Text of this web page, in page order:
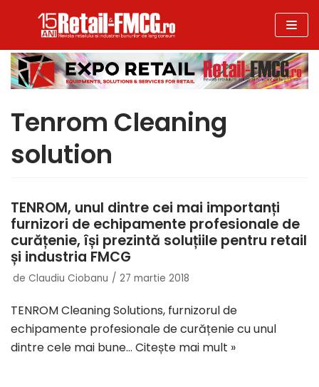
la
conținut
Tenrom Cleaning
solution
TENROM, unul dintre cei mai importanți
furnizori de echipamente profesionale de
curățenie, își prezintă soluțiile pentru retail
și industria FMCG
de Claudiu Ciobanu 27 martie 2018
TENROM Cleaning Solutions, furnizorul de
echipamente profesionale de curățenie cu unul
dintre cele mai bune… Citește mai mult »